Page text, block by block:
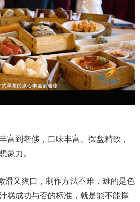
到奢侈，口味丰富、摆盘精致，
象力。
又爽口，制作方法不难，难的是色
糕成功与否的标准，就是能不能撑